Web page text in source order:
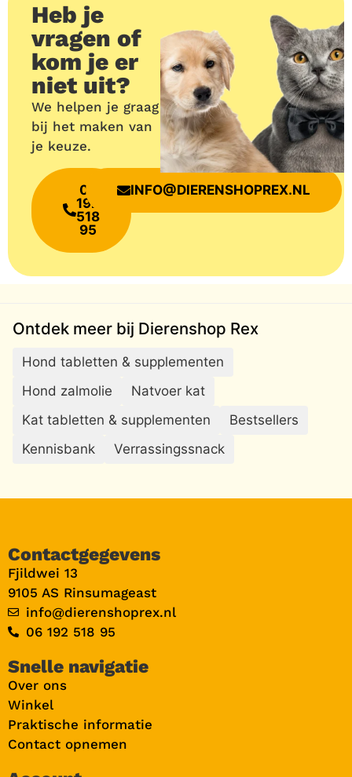
Heb je
vragen of
kom je er
niet uit?
We helpen je graag
bij het maken van
je keuze.
06
192
518
95
INFO@DIERENSHOPREX.NL
Ontdek meer bij Dierenshop Rex
Hond tabletten & supplementen
Hond zalmolie
Natvoer kat
Kat tabletten & supplementen
Bestsellers
Kennisbank
Verrassingssnack
Contactgegevens
Fjildwei 13
9105 AS Rinsumageast
info@dierenshoprex.nl
06 192 518 95
Snelle navigatie
Over ons
Winkel
Praktische informatie
Contact opnemen